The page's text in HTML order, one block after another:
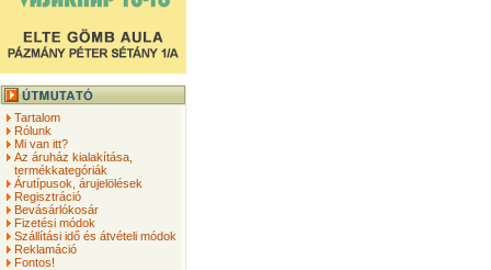
Tartalom
Rólunk
Mi van itt?
Az áruház kialakítása,
termékkategóriák
Árutípusok, árujelölések
Regisztráció
Bevásárlókosár
Fizetési módok
Szállítási idő és átvételi módok
Reklamáció
Fontos!